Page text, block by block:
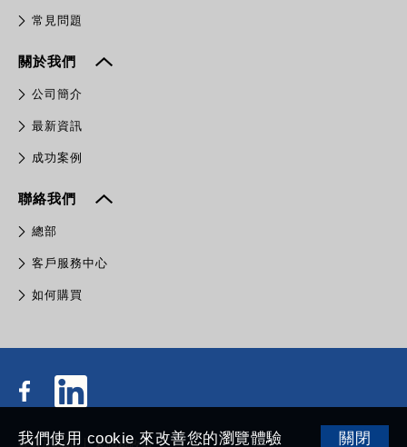
常見問題
關於我們
公司簡介
最新資訊
成功案例
聯絡我們
總部
客戶服務中心
如何購買
我們使用 cookie 來改善您的瀏覽體驗 關閉